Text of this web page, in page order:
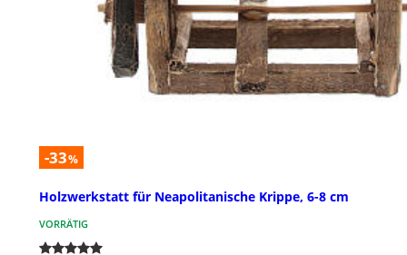
-33%
Holzwerkstatt für Neapolitanische Krippe, 6-8 cm
VORRÄTIG